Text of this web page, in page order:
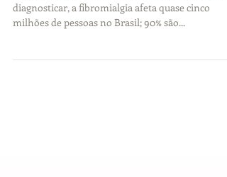
diagnosticar, a fibromialgia afeta quase cinco
milhões de pessoas no Brasil; 90% são...